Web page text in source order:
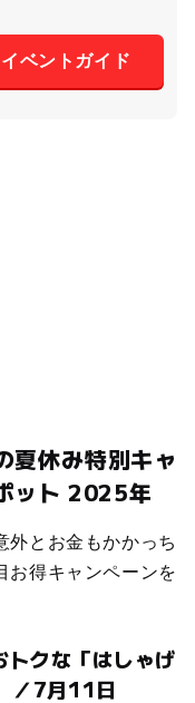
ベントガイド
夏休み特別キャ
ット 2025年
外とお金もかかっち
得キャンペーンを
トクな「はしゃげ
／7月11日